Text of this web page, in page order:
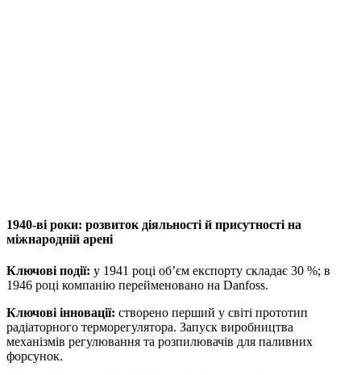
1940-ві роки: розвиток діяльності й присутності на
міжнародній арені
Ключові події: у 1941 році об’єм експорту складає 30 %; в
1946 році компанію перейменовано на Danfoss.
Ключові інновації: створено перший у світі прототип
радіаторного терморегулятора. Запуск виробництва
механізмів регулювання та розпилювачів для паливних
форсунок.